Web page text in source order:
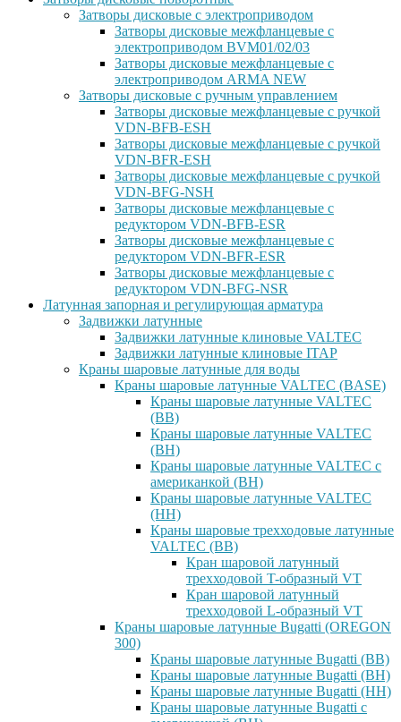
Затворы дисковые с электроприводом
Затворы дисковые межфланцевые с
электроприводом BVM01/02/03
Затворы дисковые межфланцевые с
электроприводом ARMA NEW
Затворы дисковые с ручным управлением
Затворы дисковые межфланцевые с ручкой
VDN-BFB-ESH
Затворы дисковые межфланцевые с ручкой
VDN-BFR-ESH
Затворы дисковые межфланцевые с ручкой
VDN-BFG-NSH
Затворы дисковые межфланцевые с
редуктором VDN-BFB-ESR
Затворы дисковые межфланцевые с
редуктором VDN-BFR-ESR
Затворы дисковые межфланцевые с
редуктором VDN-BFG-NSR
Латунная запорная и регулирующая арматура
Задвижки латунные
Задвижки латунные клиновые VALTEC
Задвижки латунные клиновые ITAP
Краны шаровые латунные для воды
Краны шаровые латунные VALTEC (BASE)
Краны шаровые латунные VALTEC
(ВВ)
Краны шаровые латунные VALTEC
(ВН)
Краны шаровые латунные VALTEC с
американкой (ВН)
Краны шаровые латунные VALTEC
(НН)
Краны шаровые трехходовые латунные
VALTEC (ВВ)
Кран шаровой латунный
трехходовой T-образный VT
Кран шаровой латунный
трехходовой L-образный VT
Краны шаровые латунные Bugatti (OREGON
300)
Краны шаровые латунные Bugatti (ВВ)
Краны шаровые латунные Bugatti (ВН)
Краны шаровые латунные Bugatti (НН)
Краны шаровые латунные Bugatti с